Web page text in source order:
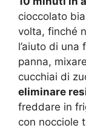
cioccolato
volta, finché
l’aiuto di
panna,
cucchiai di
eliminare
freddare in
con nocciole